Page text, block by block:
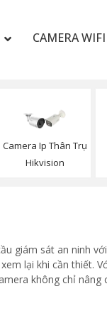
CAMERA
Camera Ip Thân Trụ
Hikvision
giám sát an ninh
lại khi cần thiết.
không chỉ